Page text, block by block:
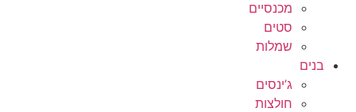
מכנסיים
סטים
שמלות
בנים
ג’ינסים
חולצות